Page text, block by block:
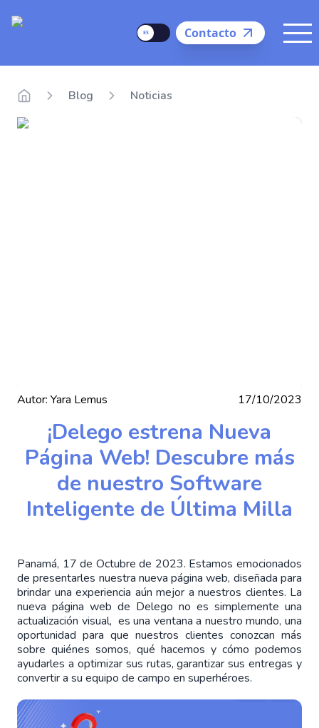
Delego
LanguageContacto
Blog Noticias
Autor: Yara Lemus 17/10/2023
¡Delego estrena Nueva
Página Web! Descubre más
de nuestro Software
Inteligente de Última Milla
Panamá, 17 de Octubre de 2023. Estamos emocionados
de presentarles nuestra nueva página web, diseñada para
brindar una experiencia aún mejor a nuestros clientes. La
nueva página web de Delego no es simplemente una
actualización visual, es una ventana a nuestro mundo, una
oportunidad para que nuestros clientes conozcan más
sobre quiénes somos, qué hacemos y cómo podemos
ayudarles a optimizar sus rutas, garantizar sus entregas y
convertir a su equipo de campo en superhéroes.